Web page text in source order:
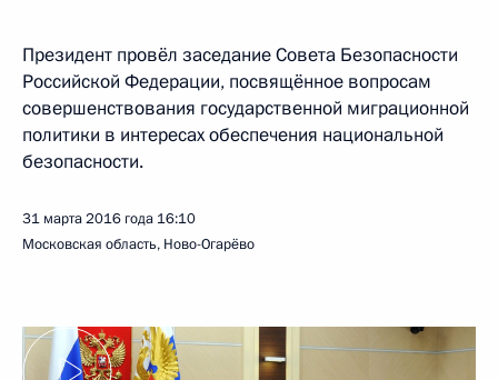
Президент провёл заседание Совета Безопасности
Российской Федерации, посвящённое вопросам
совершенствования государственной миграционной
политики в интересах обеспечения национальной
безопасности.
31 марта 2016 года 16:10
Московская область, Ново-Огарёво